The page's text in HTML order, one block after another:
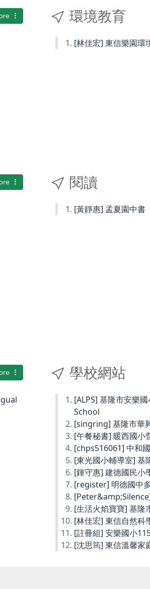
環境教育
[林佳宏] 東信樂園環
閱讀
[黃靜惠] 孟夏園中書
學校網站
[ALPS] 基隆市安樂
School
[singring] 基隆市華
[午餐秘書] 暖西國小
[chps516061] 中和
[東光國小輔導室] 基
[鍾守惠] 建德國民小
[register] 明德國中
[生活火焰寶寶] 基隆
[林佳宏] 東信自然科
[註冊組] 安樂國小
[沈思筠] 東信溫馨家